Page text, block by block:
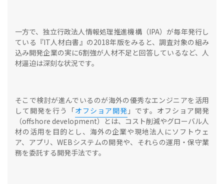
一方で、独立行政法人情報処理推進機構（IPA）が毎年発行し
ている『IT人材白書』の2018年版をみると、調査対象の組み
込み開発企業の実に6割強が人材不足と回答しているなど、人
材逼迫は深刻な状況です。
そこで検討が進んでいるのが海外の優秀なエンジニアを活用
して開発を行う「オフショア開発 」です。オフショア開発
（offshore development）とは、コスト削減やグローバル人
材の活用を目的とし、海外の企業や現地法人にソフトウェ
ア、アプリ、WEBシステムの開発や、それらの運用・保守業
務を委託する開発手法です。